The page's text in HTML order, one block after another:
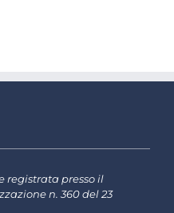
registrata presso il
n. 360 del 23